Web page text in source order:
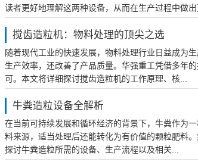
读者更好地理解这两种设备，从而在生产过程中做
搅齿造粒机：物料处理的顶尖之选
随着现代工业的快速发展，物料处理行业日益成为
生产效率，还改善了产品质量。华强重工凭借多年
可。本文将详细探讨搅齿造粒机的工作原理、核...
牛粪造粒设备全解析
在当前可持续发展和循环经济的背景下，牛粪作为
料来源，适当处理后还能转化为有价值的颗粒肥料
探讨牛粪造粒所需的设备、生产流程以及相关...